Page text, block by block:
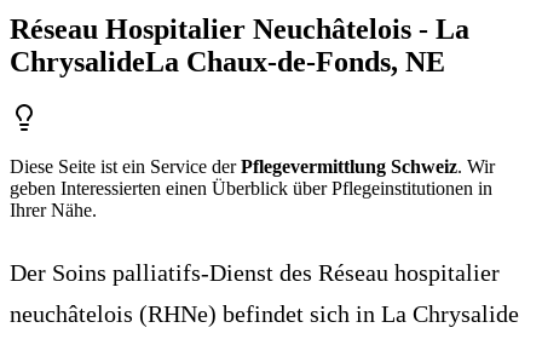
Réseau Hospitalier Neuchâtelois - La
ChrysalideLa Chaux-de-Fonds, NE
Diese Seite ist ein Service derPflegevermittlung Schweiz. Wir
geben Interessierten einen Überblick über Pflegeinstitutionen in
Ihrer Nähe.
Der Soins palliatifs-Dienst des Réseau hospitalier
neuchâtelois (RHNe) befindet sich in La Chrysalide